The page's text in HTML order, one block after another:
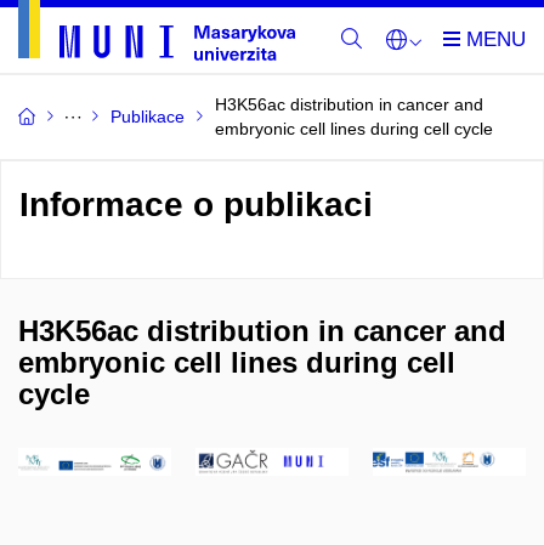
Publikace
H3K56ac distribution in cancer and
embryonic cell lines during cell cycle
Informace o publikaci
H3K56ac distribution in cancer and
embryonic cell lines during cell
cycle